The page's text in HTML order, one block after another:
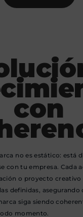
con
no es estático: está
con tu empresa. Cada
o proyecto creativo
definidas, asegurando
siga siendo
momento.